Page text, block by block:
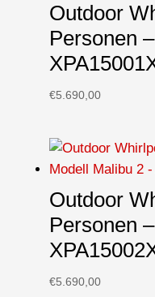
Outdoor
Personen
€5.690,00
Outdoor
Personen
€5.690,00